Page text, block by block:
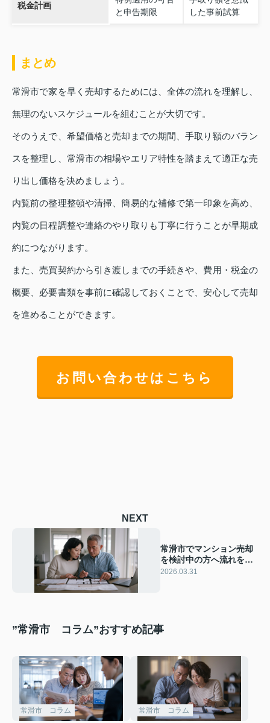
税金計画
と申告期限
した事前試算
まとめ
常滑市で家を早く売却するためには、全体の流れを理解し、
無理のないスケジュールを組むことが大切です。
そのうえで、希望価格と売却までの期間、手取り額のバラン
スを整理し、常滑市の相場やエリア特性を踏まえて適正な売
り出し価格を決めましょう。
内覧前の整理整頓や清掃、簡易的な補修で第一印象を高め、
内覧の日程調整や連絡のやり取りも丁寧に行うことが早期成
約につながります。
また、売買契約から引き渡しまでの手続きや、費用・税金の
概要、必要書類を事前に確認しておくことで、安心して売却
を進めることができます。
お問い合わせはこちら
NEXT
常滑市でマンション売却
を検討中の方へ流れを解
説！初めての土地売却も
2026.03.31
”常滑市 コラム”おすすめ記事
常滑市 コラム 常滑市 コラム